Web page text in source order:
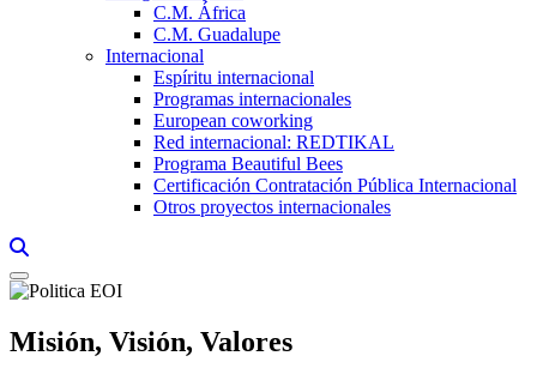
C.M. África
C.M. Guadalupe
Internacional
Espíritu internacional
Programas internacionales
European coworking
Red internacional: REDTIKAL
Programa Beautiful Bees
Certificación Contratación Pública Internacional
Otros proyectos internacionales
Misión, Visión, Valores